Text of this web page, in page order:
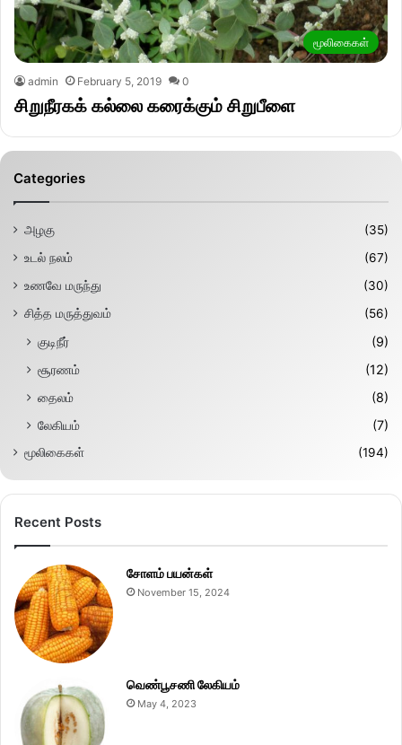
மூலிகைகள்
admin February 5, 2019 0
சிறுநீரகக் கல்லை கரைக்கும் சிறுபீளை
Categories
அழகு
(35)
உடல் நலம்
(67)
உணவே மருந்து
(30)
சித்த மருத்துவம்
(56)
குடிநீர்
(9)
சூரணம்
(12)
தைலம்
(8)
லேகியம்
(7)
மூலிகைகள் (194)
Recent Posts
சோளம் பயன்கள்
November 15, 2024
வெண்பூசணி லேகியம்
May 4, 2023